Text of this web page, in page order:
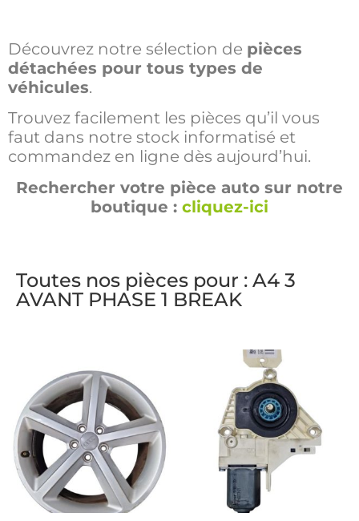
Découvrez notre sélection de pièces
détachées pour tous types de
véhicules.
Trouvez facilement les pièces qu’il vous
faut dans notre stock informatisé et
commandez en ligne dès aujourd’hui.
Rechercher votre pièce auto sur notre
boutique : cliquez-ici
Toutes nos pièces pour : A4 3
AVANT PHASE 1 BREAK